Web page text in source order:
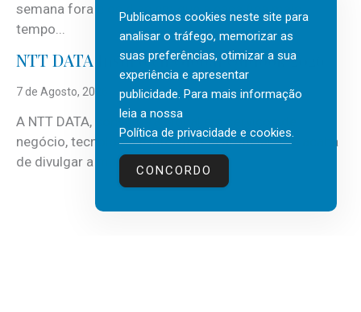
semana fora e os dias em que a casa fica mais
tempo...
NTT DATA Insurtech Global Outlook 2026
7 de Agosto, 2026
A NTT DATA, consultora global em serviços de
negócio, tecnologia e inteligência artificial (IA), acaba
de divulgar a mais recente...
Publicamos cookies neste site para
analisar o tráfego, memorizar as
suas preferências, otimizar a sua
experiência e apresentar
publicidade. Para mais informação
leia a nossa
Política de privacidade e cookies.
CONCORDO